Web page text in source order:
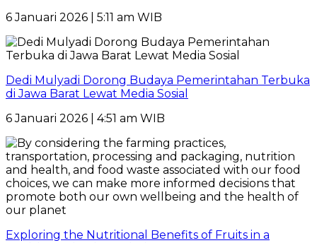
6 Januari 2026 | 5:11 am WIB
Dedi Mulyadi Dorong Budaya Pemerintahan Terbuka
di Jawa Barat Lewat Media Sosial
6 Januari 2026 | 4:51 am WIB
Exploring the Nutritional Benefits of Fruits in a